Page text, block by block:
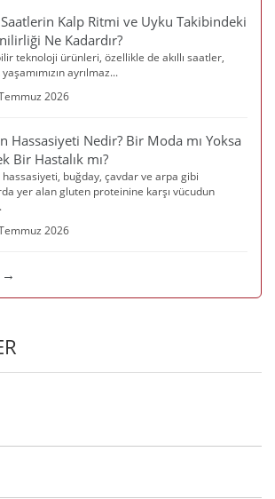
Saatlerin Kalp Ritmi ve Uyku Takibindeki
Ne Kadardır?
teknoloji ürünleri, özellikle de akıllı saatler,
ayrılmaz...
2026
Hassasiyeti Nedir? Bir Moda mı Yoksa
Bir Hastalık mı?
buğday, çavdar ve arpa gibi
yer alan gluten proteinine karşı vücudun
2026
→